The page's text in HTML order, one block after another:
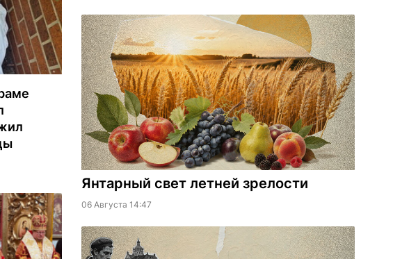
Янтарный свет летней зрелости
06 Августа 14:47